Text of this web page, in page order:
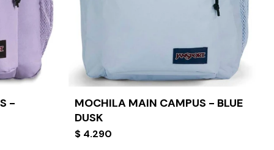
-
MOCHILA MAIN CAMPUS - BLUE
DUSK
$ 4.290